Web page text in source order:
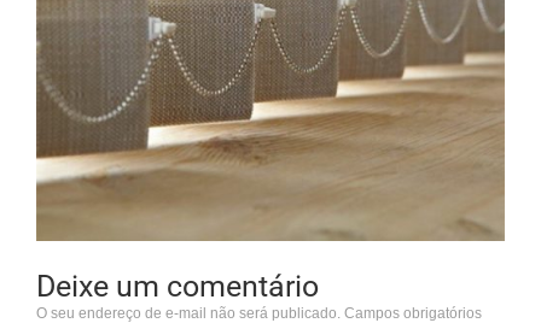
Deixe um comentário
O seu endereço de e-mail não será publicado. Campos obrigatórios